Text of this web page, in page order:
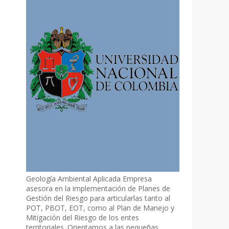
Geología Ambiental Aplicada Empresa
asesora en la implementación de Planes de
Gestión del Riesgo para articularlas tanto al
POT, PBOT, EOT, como al Plan de Manejo y
Mitigación del Riesgo de los entes